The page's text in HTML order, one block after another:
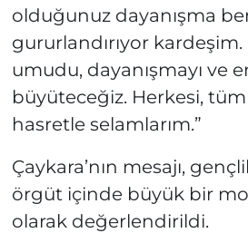
olduğunuz dayanışma
gururlandırıyor
umudu, dayanışmayı ve
büyüteceğiz. Herkesi, tüm
hasretle selamlarım.”
Çaykara’nın mesajı,
örgüt içinde büyük bir
olarak değerlendirildi.